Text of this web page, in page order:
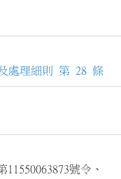
處理細則 第 28 條
號令、